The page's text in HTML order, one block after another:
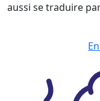
aussi se traduire